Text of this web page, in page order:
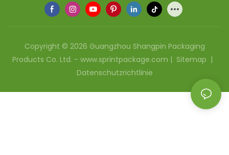
Copyright © 2026 Guangzhou Shangpin Packaging
Products Co. Ltd. - www.sprintpackage.com | Sitemap |
Datenschutzrichtlinie